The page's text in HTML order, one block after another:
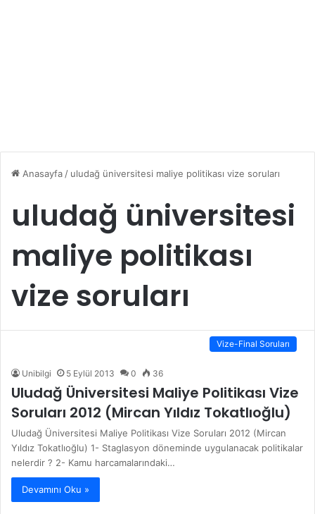
Anasayfa / uludağ üniversitesi maliye politikası vize soruları
uludağ üniversitesi
maliye politikası
vize soruları
Vize-Final Soruları
Unibilgi 5 Eylül 2013 0 36
Uludağ Üniversitesi Maliye Politikası Vize
Soruları 2012 (Mircan Yıldız Tokatlıoğlu)
Uludağ Üniversitesi Maliye Politikası Vize Soruları 2012 (Mircan
Yıldız Tokatlıoğlu) 1- Staglasyon döneminde uygulanacak politikalar
nelerdir ? 2- Kamu harcamalarındaki…
Devamını Oku »